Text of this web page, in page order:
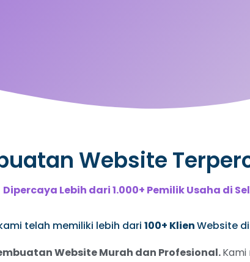
Website
Dipercaya Lebih dari 1.000+ Pemilik Usaha di
telah memiliki lebih dari 100+ KlienWebsite di
Website Murah dan Profesional.Kami